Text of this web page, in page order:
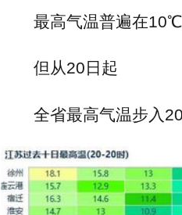
最高气温普遍在
但从20日起
全省最高气温步入